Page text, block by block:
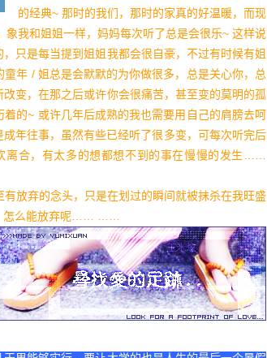
的经典~ 那时的我们，那时的家真的好温暖，而现
我和姐姐一样，妈妈每次听了总是会很乐~ 这样说
只是每当提到姐姐我都会很自豪，不过有时候有姐
年 / 姐总是会默默的为你做很多，总是关心你，总
变，在那之后或许你会很痛苦，甚至变的莫明的孤
的~ 或许几年后成熟的我也需要用自己的肩膀去呵
年往事，虽然有些已经听了很多变，可每次听完后
离合，有太多的想都想不到的事在慢慢的发生……
放弃的念头，只是在划过的瞬间就被抹杀在我旺盛
怎么能放弃呢…… ……